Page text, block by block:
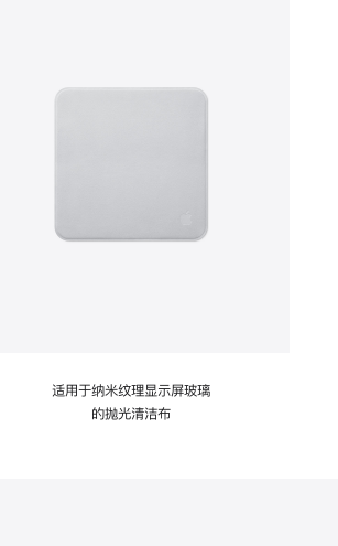
适用于纳米纹理显示屏玻璃
的抛光清洁布